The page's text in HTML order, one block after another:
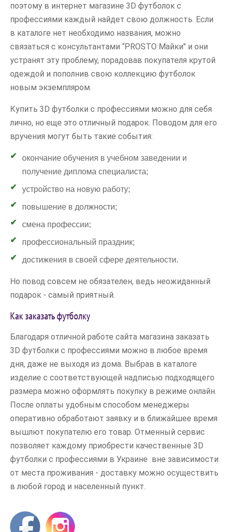
поэтому в интернет магазине 3D футболок с
профессиями каждый найдет свою должность. Если
в каталоге нет необходимо названия, можно
связаться с консультантами “PROSTO Майки" и они
устранят эту проблему, порадовав покупателя крутой
одеждой и пополнив свою коллекцию футболок
новым экземпляром.
Купить 3D футболки с профессиями можно для себя
лично, но еще это отличный подарок. Поводом для его
вручения могут быть такие события:
окончание обучения в учебном заведении и
получение диплома специалиста;
устройство на новую работу;
повышение в должности;
смена профессии;
профессиональный праздник;
достижения в своей сфере деятельности.
Но повод совсем не обязателен, ведь неожиданный
подарок - самый приятный.
Как заказать футболку
Благодаря отличной работе сайта магазина заказать
3D футболки с профессиями можно в любое время
дня, даже не выходя из дома. Выбрав в каталоге
изделие с соответствующей надписью подходящего
размера можно оформлять покупку в режиме онлайн.
После оплаты удобным способом менеджеры
оперативно обработают заявку и в ближайшее время
вышлют покупателю его товар. Отменный сервис
позволяет каждому приобрести качественные 3D
футболки с профессиями в Украине вне зависимости
от места проживания - доставку можно осуществить
в любой город и населенный пункт.